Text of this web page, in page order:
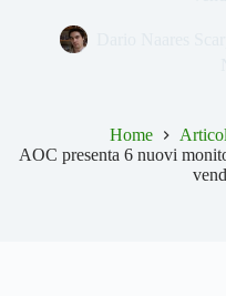
Home
AOC presenta 6 nuovi